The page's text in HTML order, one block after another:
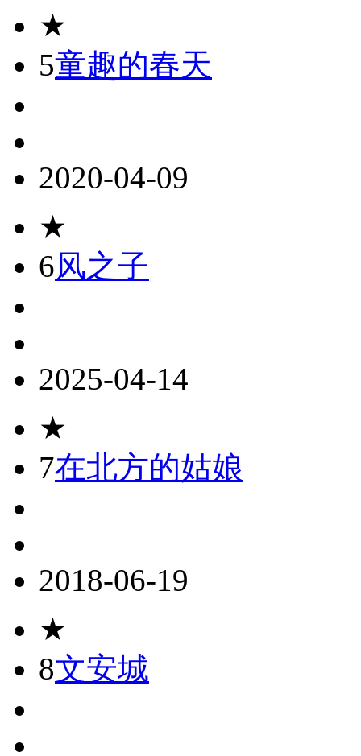
★
5童趣的春天
2020-04-09
★
6风之子
2025-04-14
★
7在北方的姑娘
2018-06-19
★
8文安城